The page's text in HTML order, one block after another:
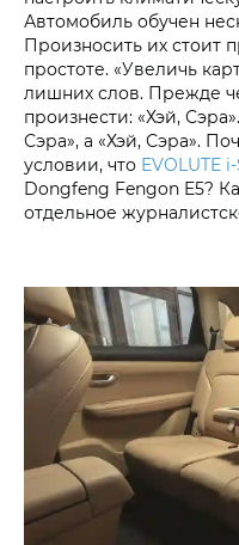
Автомобиль обучен
Произносить их стоит
простоте. «Увеличь
лишних слов. Прежде
произнести: «Хэй,
Сэра», а «Хэй, Сэра».
условии, что EVOLUTE
Dongfeng Fengon E5?
отдельное